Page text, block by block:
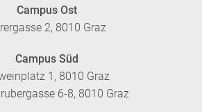
Campus Ost
2, 8010 Graz
Campus Süd
1, 8010 Graz
6-8, 8010 Graz